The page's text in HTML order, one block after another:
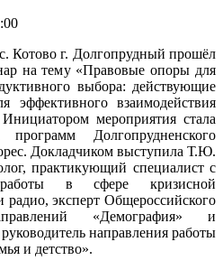
Котово г. Долгопрудный прошёл
на тему «Правовые опоры для
выбора: действующие
эффективного взаимодействия
мероприятия стала
программ Долгопрудненского
Докладчиком выступила Т.Ю.
практикующий специалист с
в сфере кризисной
радио, эксперт Общероссийского
«Демография» и
направления работы
и детство».